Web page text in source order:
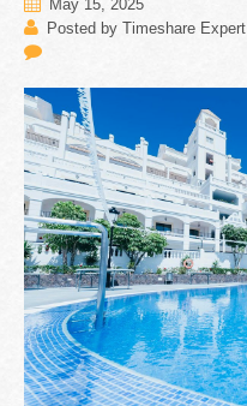
May 15, 2025
Posted by Timeshare Expert